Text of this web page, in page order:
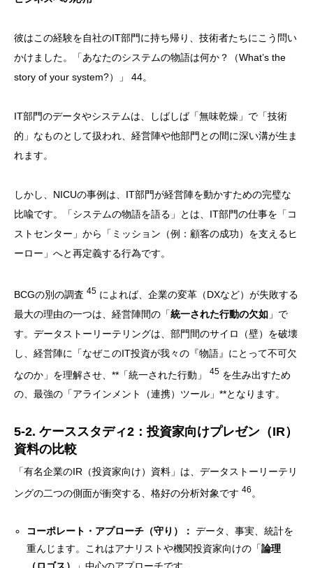
彼はこの経験を自社のIT部門に持ち帰り、技術者たちにこう問い
かけました。「あなたのシステムの物語は何か？（What’s the
story of your system?）」 44。
IT部門のデータやシステムは、しばしば「無味乾燥」で「技術
的」なものとして扱われ、経営陣や他部門との間に深い溝が生ま
れます。
しかし、NICUの事例は、IT部門が経営陣を動かすための完璧な
比喩です。「システムの物語を語る」とは、IT部門の仕事を「コ
ストセンター」から「ミッション（例：顧客の成功）を支えるヒ
ーロー」へと再定義する行為です。
BCGの別の調査 45 によれば、企業の変革（DXなど）が失敗する
最大の理由の一つは、経営陣間の「統一された行動の欠如 」で
す。データストーリーテリングは、部門間のサイロ（壁）を破壊
し、経営陣に「なぜこのIT投資が我々の『物語』にとって不可欠
なのか」を理解させ、**「統一された行動」
45 を生み出すため
の、最強の「アラインメント（連携）ツール」**となります。
5-2. ケーススタディ2：投資家向けプレゼン（IR）
資料の比較
「有名企業のIR（投資家向け）資料」は、データストーリーテリ
ングの二つの側面が衝突する、格好の分析対象です 46 。
コーポレート・アプローチ（守り）： データ、事実、統計を
重んじます。これはアナリストや機関投資家向けの「論理